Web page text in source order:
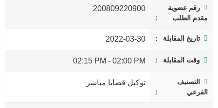
رقم عضوية
مقدم الطلب
200809220900
تاريخ المقابلة 2022-03-30
وقت المقابلة 02:00 PM
-
02:15 PM
التصنيف
الفرعي
توكيل قضابا مباشر